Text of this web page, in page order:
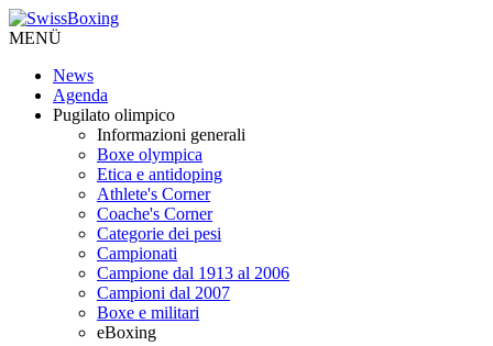
MENÜ
News
Agenda
Pugilato olimpico
Informazioni generali
Boxe olympica
Etica e antidoping
Athlete's Corner
Coache's Corner
Categorie dei pesi
Campionati
Campione dal 1913 al 2006
Campioni dal 2007
Boxe e militari
eBoxing